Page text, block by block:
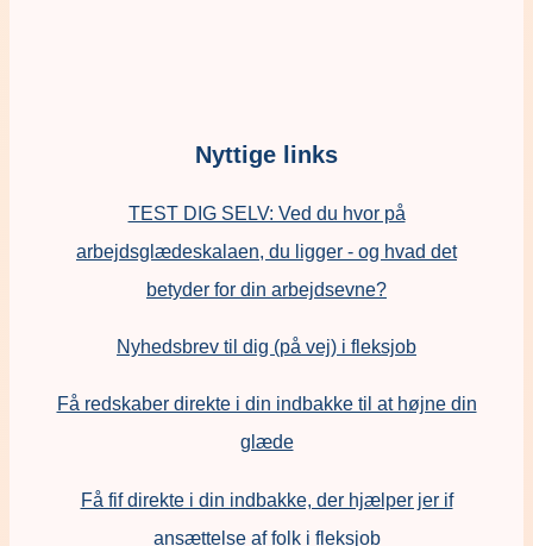
Nyttige links
TEST DIG SELV: Ved du hvor på
arbejdsglædeskalaen, du ligger - og hvad det
betyder for din arbejdsevne?
Nyhedsbrev til dig (på vej) i fleksjob
Få redskaber direkte i din indbakke til at højne din
glæde
Få fif direkte i din indbakke, der hjælper jer if
ansættelse af folk i fleksjob